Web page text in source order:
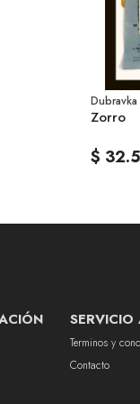
Zorro
$
SERVICIO
Terminos y
Contacto